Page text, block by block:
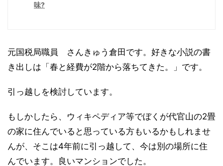
味?
元国税局職員 さんきゅう倉田です。好きな小説の書
き出しは「春と経費が2階から落ちてきた。」です。
引っ越しを検討しています。
もしかしたら、ウィキペディア等でぼくが代官山の2畳
の家に住んでいると思っている方もいるかもしれませ
んが、そこは4年前に引っ越して、今は別の場所に住
んでいます。良いマンションでした。